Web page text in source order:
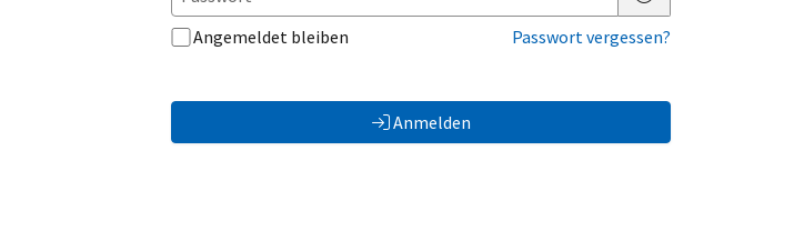
Passwort anzeigen
Angemeldet bleiben
Passwort vergessen?
Anmelden